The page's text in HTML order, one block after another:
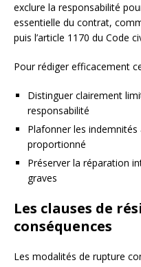
exclure la responsabilité
essentielle du contrat,
puis l’article 1170 du Code
Pour rédiger efficacement
Distinguer clairement
responsabilité
Plafonner les
proportionné
Préserver la réparation
graves
Les clauses de
conséquences
Les modalités de rupture